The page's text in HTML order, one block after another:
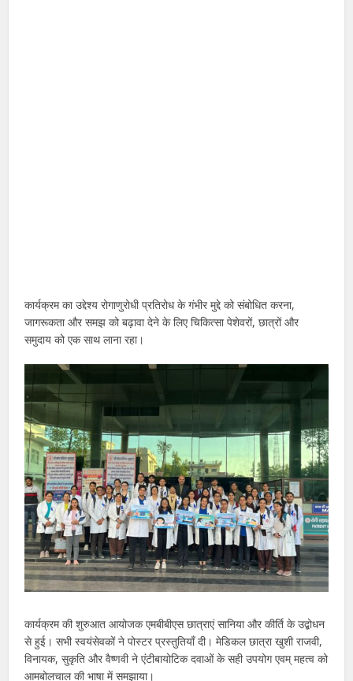
कार्यक्रम का उद्देश्य रोगाणुरोधी प्रतिरोध के गंभीर मुद्दे को संबोधित करना,
जागरूकता और समझ को बढ़ावा देने के लिए चिकित्सा पेशेवरों, छात्रों और
समुदाय को एक साथ लाना रहा।
कार्यक्रम की शुरुआत आयोजक एमबीबीएस छात्राएं सानिया और कीर्ति के उद्बोधन
से हुई। सभी स्वयंसेवकों ने पोस्टर प्रस्तुतियाँ दी। मेडिकल छात्रा खुशी राजवी,
विनायक, सुकृति और वैष्णवी ने एंटीबायोटिक दवाओं के सही उपयोग एवम् महत्व को
आमबोलचाल की भाषा में समझाया।